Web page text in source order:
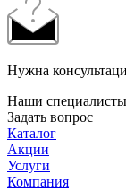
Нужна
Наши
Задать вопрос
Каталог
Акции
Услуги
Компания